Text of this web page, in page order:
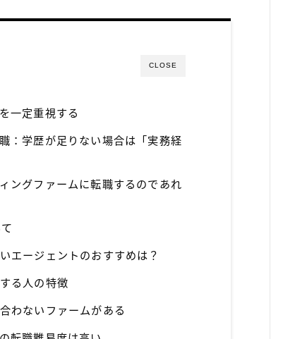
CLOSE
一定重視する
：学歴が足りない場合は「実務経
ングファームに転職するのであれ
エージェントのおすすめは？
る人の特徴
わないファームがある